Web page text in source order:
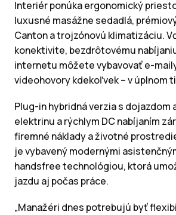
Interiér ponúka ergonomický
luxusné masážne sedadlá,
Canton a trojzónovú klimatizáciu.
konektivite, bezdrôtovému
internetu môžete vybavovať e-
videohovory kdekoľvek – v úplnom
Plug-in hybridná verzia s dojazdom
elektrinu a rýchlym DC nabíjaním
firemné náklady a životné
je vybavený modernými
handsfree technológiou, ktorá
jazdu aj počas práce.
„Manažéri dnes potrebujú byť